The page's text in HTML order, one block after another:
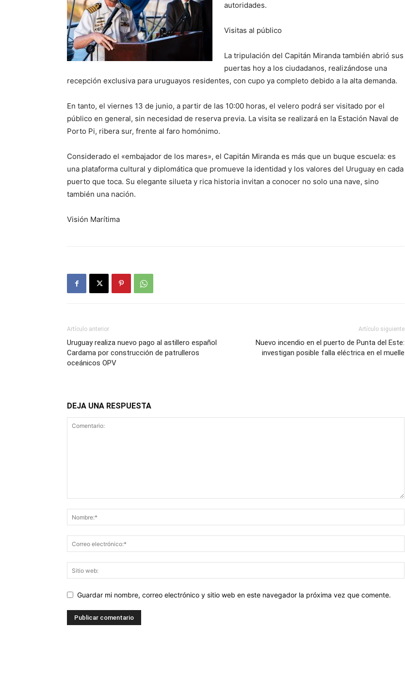
autoridades.
Visitas al público
La tripulación del Capitán Miranda también abrió sus
puertas hoy a los ciudadanos, realizándose una
recepción exclusiva para uruguayos residentes, con cupo ya completo debido a la alta demanda.
En tanto, el viernes 13 de junio, a partir de las 10:00 horas, el velero podrá ser visitado por el
público en general, sin necesidad de reserva previa. La visita se realizará en la Estación Naval de
Porto Pi, ribera sur, frente al faro homónimo.
Considerado el «embajador de los mares», el Capitán Miranda es más que un buque escuela: es
una plataforma cultural y diplomática que promueve la identidad y los valores del Uruguay en cada
puerto que toca. Su elegante silueta y rica historia invitan a conocer no solo una nave, sino
también una nación.
Visión Marítima
Artículo anterior
Uruguay realiza nuevo pago al astillero español
Cardama por construcción de patrulleros
oceánicos OPV
Artículo siguiente
Nuevo incendio en el puerto de Punta del Este:
investigan posible falla eléctrica en el muelle
DEJA UNA RESPUESTA
Guardar mi nombre, correo electrónico y sitio web en este navegador la próxima vez que comente.